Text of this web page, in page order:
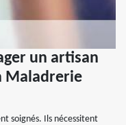
un artisan
Maladrerie
soignés. Ils nécessitent